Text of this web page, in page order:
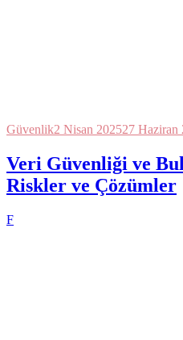
Güvenlik2 Nisan 202527 Haziran
Veri Güvenliği ve
Riskler ve Çözümler
F